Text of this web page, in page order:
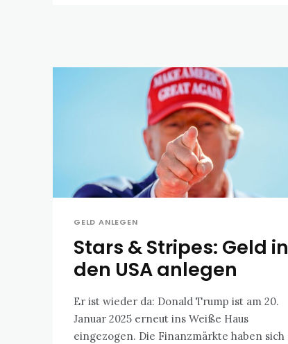
GELD ANLEGEN
Stars & Stripes: Geld in
den USA anlegen
Er ist wieder da: Donald Trump ist am 20.
Januar 2025 erneut ins Weiße Haus
eingezogen. Die Finanzmärkte haben sich